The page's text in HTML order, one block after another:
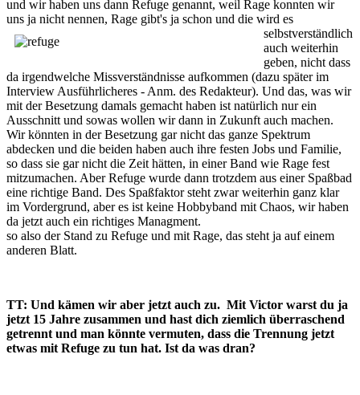
und wir haben uns dann Refuge genannt, weil Rage konnten wir
uns ja nicht nennen, Rage gibt's ja schon und die wird es
selbstverständlich
auch weiterhin
geben, nicht dass
da irgendwelche Missverständnisse aufkommen (dazu später im
Interview Ausführlicheres - Anm. des Redakteur). Und das, was wir
mit der Besetzung damals gemacht haben ist natürlich nur ein
Ausschnitt und sowas wollen wir dann in Zukunft auch machen.
Wir könnten in der Besetzung gar nicht das ganze Spektrum
abdecken und die beiden haben auch ihre festen Jobs und Familie,
so dass sie gar nicht die Zeit hätten, in einer Band wie Rage fest
mitzumachen. Aber Refuge wurde dann trotzdem aus einer Spaßbad
eine richtige Band. Des Spaßfaktor steht zwar weiterhin ganz klar
im Vordergrund, aber es ist keine Hobbyband mit Chaos, wir haben
da jetzt auch ein richtiges Managment.
so also der Stand zu Refuge und mit Rage, das steht ja auf einem
anderen Blatt.
TT: Und kämen wir aber jetzt auch zu. Mit Victor warst du ja
jetzt 15 Jahre zusammen und hast dich ziemlich überraschend
getrennt und man könnte vermuten, dass die Trennung jetzt
etwas mit Refuge zu tun hat. Ist da was dran?